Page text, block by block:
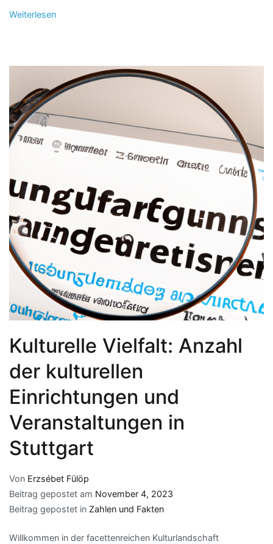
Weiterlesen
Kulturelle Vielfalt: Anzahl
der kulturellen
Einrichtungen und
Veranstaltungen in
Stuttgart
Von Erzsébet Fülöp
Beitrag gepostet am November 4, 2023
Beitrag gepostet in Zahlen und Fakten
Willkommen in der facettenreichen Kulturlandschaft